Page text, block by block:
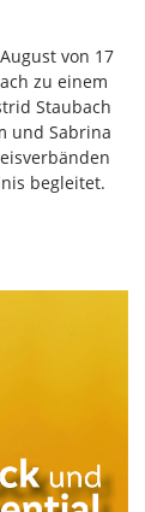
August von 17
zu einem
Staubach
und Sabrina
begleitet.